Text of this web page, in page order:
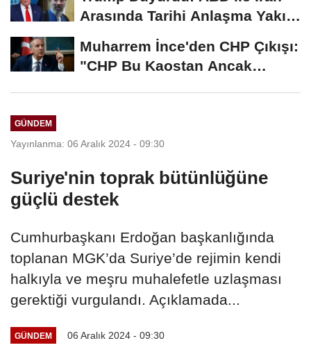
Arasında Tarihi Anlaşma Yakın!
Muharrem İnce'den CHP Çıkışı:
"CHP Bu Kaostan Ancak
GÜNDEM
Yayınlanma: 06 Aralık 2024 - 09:30
Suriye'nin toprak bütünlüğüne
güçlü destek
Cumhurbaşkanı Erdoğan başkanlığında
toplanan MGK’da Suriye’de rejimin kendi
halkıyla ve meşru muhalefetle uzlaşması
gerektiği vurgulandı. Açıklamada...
GÜNDEM 06 Aralık 2024 - 09:30